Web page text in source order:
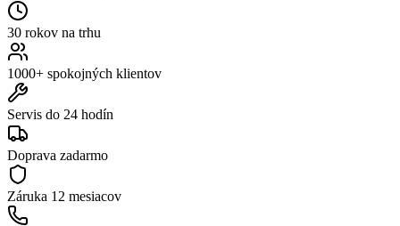
30 rokov na trhu
1000+ spokojných klientov
Servis do 24 hodín
Doprava zadarmo
Záruka 12 mesiacov